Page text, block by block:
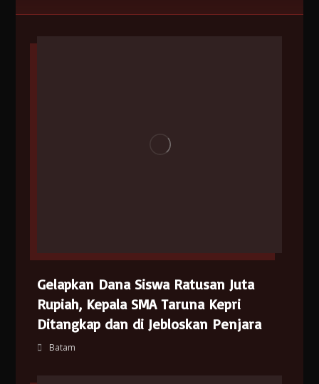
Gelapkan Dana Siswa Ratusan Juta
Rupiah, Kepala SMA Taruna Kepri
Ditangkap dan di Jebloskan Penjara
Batam